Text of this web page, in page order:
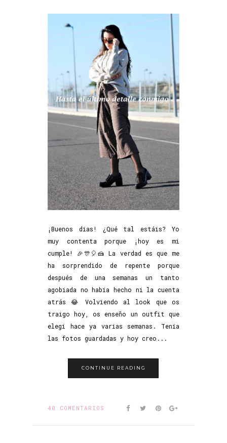
¡Buenos días! ¿Qué tal estáis? Yo
muy contenta porque ¡hoy es mi
cumple! 🎉🎊🎈🍰 La verdad es que me
ha sorprendido de repente porque
después de una semanas un tanto
agobiada no había hecho ni la cuenta
atrás 😂 Volviendo al look que os
traigo hoy, os enseño un outfit que
elegí hace ya varias semanas. Tenía
las fotos guardadas y hoy creo...
CONTINUE READING
40 COMENTARIOS